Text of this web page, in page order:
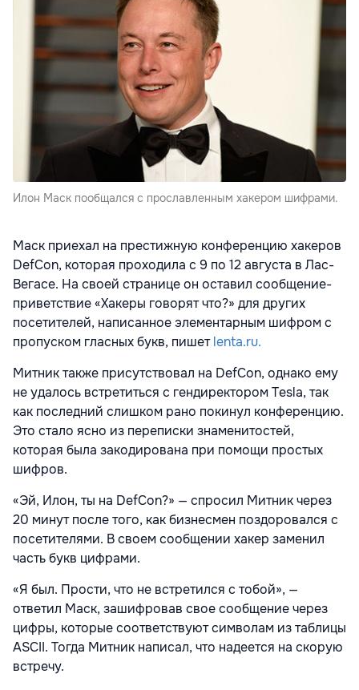
Илон Маск пообщался с прославленным хакером шифрами.
Маск приехал на престижную конференцию хакеров
DefCon, которая проходила с 9 по 12 августа в Лас-
Вегасе. На своей странице он оставил сообщение-
приветствие «Хакеры говорят что?» для других
посетителей, написанное элементарным шифром с
пропуском гласных букв, пишетlenta.ru.
Митник также присутствовал на DefCon, однако ему
не удалось встретиться с гендиректором Tesla, так
как последний слишком рано покинул конференцию.
Это стало ясно из переписки знаменитостей,
которая была закодирована при помощи простых
шифров.
«Эй, Илон, ты на DefCon?» — спросил Митник через
20 минут после того, как бизнесмен поздоровался с
посетителями. В своем сообщении хакер заменил
часть букв цифрами.
«Я был. Прости, что не встретился с тобой», —
ответил Маск, зашифровав свое сообщение через
цифры, которые соответствуют символам из таблицы
ASCII. Тогда Митник написал, что надеется на скорую
встречу.